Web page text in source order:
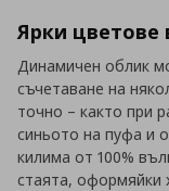
Ярки цветове
Динамичен облик
съчетаване на
точно – както при
синьото на пуфа и
килима от 100%
стаята, оформяйки